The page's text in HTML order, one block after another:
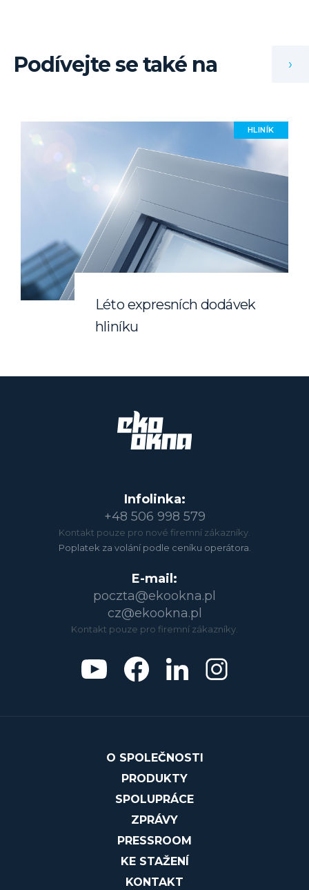
Podívejte se také na
Léto expresních dodávek
hliníku
HLINÍK
›
Infolinka:
+48 506 998 579
Kontakt pouze pro nové firemní zákazníky.
Poplatek za volání podle ceníku operátora.
E-mail:
poczta@ekookna.pl
cz@ekookna.pl
Kontakt pouze pro firemní zákazníky.
O SPOLEČNOSTI
PRODUKTY
SPOLUPRÁCE
ZPRÁVY
PRESSROOM
KE STAŽENÍ
KONTAKT